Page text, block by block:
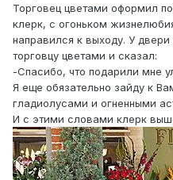
Торговец цветами оформил
клерк, с огоньком
направился к выходу. У
торговцу цветами и сказал:
-Спасибо, что подарили мне
Я еще обязательно зайду к
гладиолусами и огненными
И с этими словами клерк